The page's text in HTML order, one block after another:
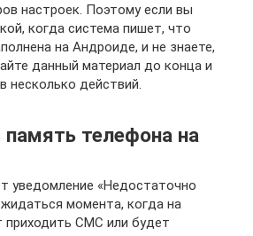
настроек. Поэтому если вы
когда система пишет, что
на Андроиде, и не знаете,
данный материал до конца и
несколько действий.
память телефона на
уведомление «Недостаточно
момента, когда на
приходить СМС или будет